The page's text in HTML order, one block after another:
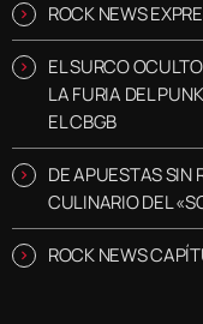
ROCK NEWS
EL SURCO
LA FURIA DEL
EL CBGB
DE APUESTAS SIN
CULINARIO DEL
ROCK NEWS